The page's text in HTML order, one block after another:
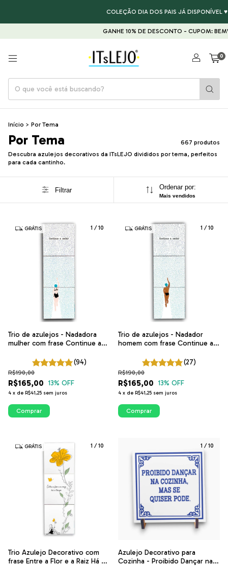
COLEÇÃO DIA DOS PAIS JÁ DISPONÍVEL ♥
GANHE 10% DE DESCONTO - CUPOM: BEMVINDA
0
Início > Por Tema
Por Tema
667 produtos
Descubra azulejos decorativos da ITsLEJO divididos por tema, perfeitos
para cada cantinho.
Filtrar Ordenar por:
Mais vendidos
1 /10
GRÁTIS
Trio de azulejos - Nadadora
mulher com frase Continue a
(94)
R$165,00
R$190,00
13% OFF
4 x de R$41,25 sem juros
Comprar
1 /10
GRÁTIS
Trio de azulejos - Nadador
homem com frase Continue a
(27)
R$165,00
R$190,00
13% OFF
4 x de R$41,25 sem juros
Comprar
1 /10
GRÁTIS
Trio Azulejo Decorativo com
frase Entre a Flor e a Raiz Há o
1 /10
Azulejo Decorativo para
Cozinha - Proibido Dançar na